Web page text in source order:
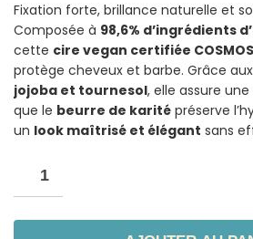
Fixation forte, brillance naturelle et
Composée à 98,6% d’ingrédients
cette cire vegan certifiée
protège cheveux et barbe. Grâce aux
jojoba et tournesol, elle assure
que le beurre de karité préserve
un look maîtrisé et élégant sans